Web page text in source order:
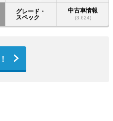
グレード・
スペック
中古車情報
(3,624)